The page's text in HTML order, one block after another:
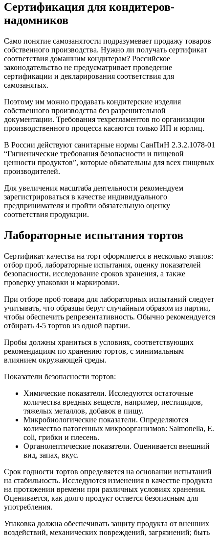
Сертификация для кондитеров-
надомников
Само понятие самозанятости подразумевает продажу товаров
собственного производства. Нужно ли получать сертификат
соответствия домашним кондитерам? Российское
законодательство не предусматривает проведение
сертификации и декларирования соответствия для
самозанятых.
Поэтому им можно продавать кондитерские изделия
собственного производства без разрешительной
документации. Требования техрегламентов по организации
производственного процесса касаются только ИП и юрлиц.
В России действуют санитарные нормы СанПиН 2.3.2.1078-01
“Гигиенические требования безопасности и пищевой
ценности продуктов”, которые обязательны для всех пищевых
производителей.
Для увеличения масштаба деятельности рекомендуем
зарегистрироваться в качестве индивидуального
предпринимателя и пройти обязательную оценку
соответствия продукции.
Лабораторные испытания тортов
Сертификат качества на торт оформляется в несколько этапов:
отбор проб, лабораторные испытания, оценку показателей
безопасности, исследование сроков хранения, а также
проверку упаковки и маркировки.
При отборе проб товара для лабораторных испытаний следует
учитывать, что образцы берут случайным образом из партии,
чтобы обеспечить репрезентативность. Обычно рекомендуется
отбирать 4-5 тортов из одной партии.
Пробы должны храниться в условиях, соответствующих
рекомендациям по хранению тортов, с минимальным
влиянием окружающей среды.
Показатели безопасности тортов:
Химические показатели. Исследуются остаточные
количества вредных веществ, например, пестицидов,
тяжелых металлов, добавок в пищу.
Микробиологические показатели. Определяются
количество патогенных микроорганизмов: Salmonella, E.
coli, грибки и плесень.
Органолептические показатели. Оценивается внешний
вид, запах, вкус.
Срок годности тортов определяется на основании испытаний
на стабильность. Исследуются изменения в качестве продукта
на протяжении времени при различных условиях хранения.
Оценивается, как долго продукт остается безопасным для
употребления.
Упаковка должна обеспечивать защиту продукта от внешних
воздействий, механических повреждений, загрязнений; быть